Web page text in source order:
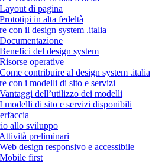
di pagina
in alta fedeltà
con il design system .italia
del design system
operative
contribuire al design system .italia
con i modelli di sito e servizi
dell’utilizzo dei modelli
modelli di sito e servizi disponibili
allo sviluppo
preliminari
design responsivo e accessibile
first